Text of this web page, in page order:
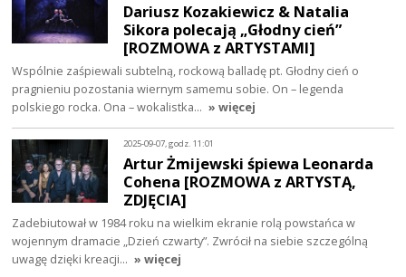
Dariusz Kozakiewicz & Natalia
Sikora polecają „Głodny cień”
[ROZMOWA z ARTYSTAMI]
Wspólnie zaśpiewali subtelną, rockową balladę pt. Głodny cień o
pragnieniu pozostania wiernym samemu sobie. On – legenda
polskiego rocka. Ona – wokalistka… » więcej
2025-09-07, godz. 11:01
Artur Żmijewski śpiewa Leonarda
Cohena [ROZMOWA z ARTYSTĄ,
ZDJĘCIA]
Zadebiutował w 1984 roku na wielkim ekranie rolą powstańca w
wojennym dramacie „Dzień czwarty”. Zwrócił na siebie szczególną
uwagę dzięki kreacji… » więcej